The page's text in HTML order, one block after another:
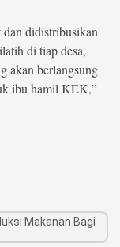
didistribusikan
di tiap desa,
akan berlangsung
ibu hamil KEK,”
Makanan Bagi